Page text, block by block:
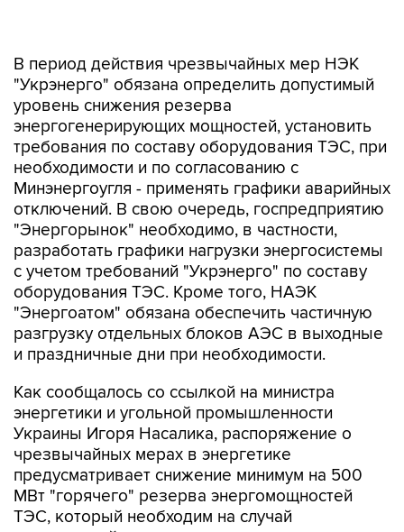
уровень снижения резерва
энергогенерирующих мощностей, установить
требования по составу оборудования ТЭС, при
необходимости и по согласованию с
Минэнергоугля - применять графики аварийных
отключений. В свою очередь, госпредприятию
"Энергорынок" необходимо, в частности,
разработать графики нагрузки энергосистемы
с учетом требований "Укрэнерго" по составу
оборудования ТЭС. Кроме того, НАЭК
"Энергоатом" обязана обеспечить частичную
разгрузку отдельных блоков АЭС в выходные
и праздничные дни при необходимости.
Как сообщалось со ссылкой на министра
Украины Игоря Насалика, распоряжение о
чрезвычайных мерах в энергетике
предусматривает снижение минимум на 500
МВт "горячего" резерва энергомощностей
ТЭС, который необходим на случай
внеплановой остановки атомных
энергоблоков.